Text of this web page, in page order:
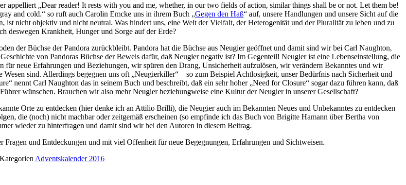
appelliert „Dear reader! It rests with you and me, whether, in our two fields of action, similar things shall be or not. Let them be!
and cold.“ so ruft auch Carolin Emcke uns in ihrem Buch „Gegen den Haß“ auf, unsere Handlungen und unsere Sicht auf die
nicht objektiv und nicht neutral. Was hindert uns, eine Welt der Vielfalt, der Heterogenität und der Pluralität zu leben und zu
deswegen Krankheit, Hunger und Sorge auf der Erde?
der Büchse der Pandora zurückbleibt. Pandora hat die Büchse aus Neugier geöffnet und damit sind wir bei Carl Naughton,
von Pandoras Büchse der Beweis dafür, daß Neugier negativ ist? Im Gegenteil! Neugier ist eine Lebenseinstellung, die
neue Erfahrungen und Beziehungen, wir spüren den Drang, Unsicherheit aufzulösen, wir verändern Bekanntes und wir
sind. Allerdings begegnen uns oft „Neugierkiller“ – so zum Beispiel Achtlosigkeit, unser Bedürfnis nach Sicherheit und
nennt Carl Naughton das in seinem Buch und beschreibt, daß ein sehr hoher „Need for Closure“ sogar dazu führen kann, daß
wünschen. Brauchen wir also mehr Neugier beziehungweise eine Kultur der Neugier in unserer Gesellschaft?
Orte zu entdecken (hier denke ich an Attilio Brilli), die Neugier auch im Bekannten Neues und Unbekanntes zu entdecken
die (noch) nicht machbar oder zeitgemäß erscheinen (so empfinde ich das Buch von Brigitte Hamann über Bertha von
wieder zu hinterfragen und damit sind wir bei den Autoren in diesem Beitrag.
und Entdeckungen und mit viel Offenheit für neue Begegnungen, Erfahrungen und Sichtweisen.
Kategorien Adventskalender 2016